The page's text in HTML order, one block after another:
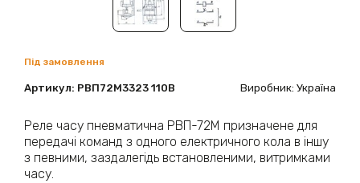
Під замовлення
Артикул: РВП72М3323 110В Виробник: Україна
Реле часу пневматична РВП-72М призначене для
передачі команд з одного електричного кола в іншу
з певними, заздалегідь встановленими, витримками
часу.